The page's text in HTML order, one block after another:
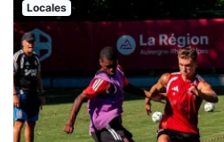
Locales